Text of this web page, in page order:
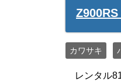
カワサキ
レンタル